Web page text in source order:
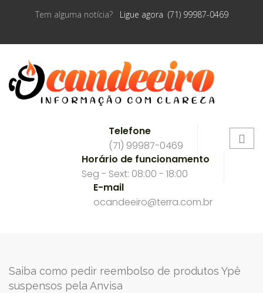
Tem alguma notícia? Ligue agora (71) 99987-0469
Telefone
(71) 99987-0469
Horário de funcionamento
Seg - Sext: 08:00 - 18:00
E-mail
ocandeeiro@terra.com.br
Saiba como pedir reembolso de produtos Ypê
suspensos pela Anvisa